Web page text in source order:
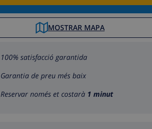
MOSTRAR MAPA
100% satisfacció garantida
Garantia de preu més baix
Reservar només et costarà 1 minut